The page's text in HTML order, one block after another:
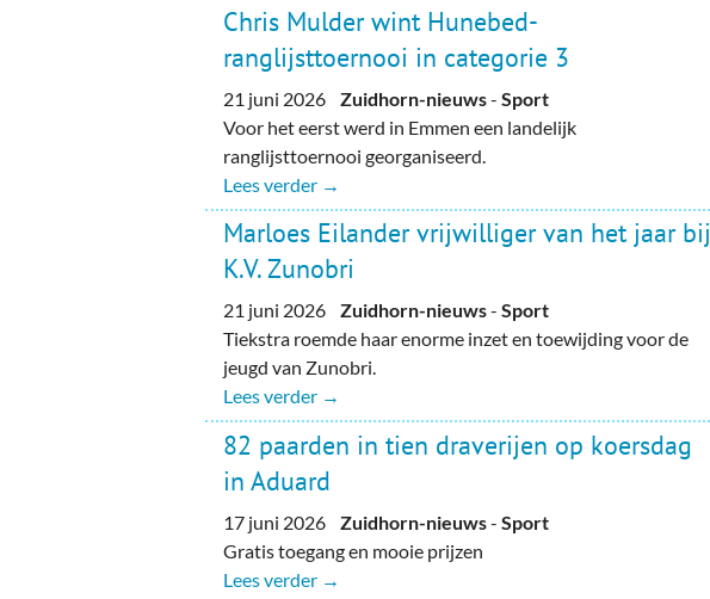
Chris Mulder wint Hunebed-
ranglijsttoernooi in categorie 3
21 juni 2026Zuidhorn-nieuws-Sport
Voor het eerst werd in Emmen een landelijk
ranglijsttoernooi georganiseerd.
Lees verder →
Marloes Eilander vrijwilliger van het jaar bij
K.V. Zunobri
21 juni 2026Zuidhorn-nieuws-Sport
Tiekstra roemde haar enorme inzet en toewijding voor de
jeugd van Zunobri.
Lees verder →
82 paarden in tien draverijen op koersdag
in Aduard
17 juni 2026Zuidhorn-nieuws-Sport
Gratis toegang en mooie prijzen
Lees verder →